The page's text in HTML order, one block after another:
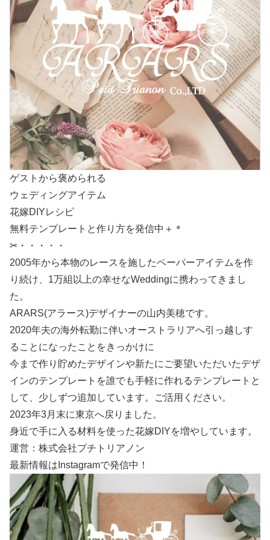
ゲストから褒められる
ウェディングアイテム
花嫁DIYレシピ
無料テンプレートと作り方を発信中＋＊
✂・・・・・
2005年から本物のレースを施したペーパーアイテムを作
り続け、1万組以上の幸せなWeddingに携わってきまし
た。
ARARS(アラース)デザイナーの山内美穂です。
2020年夫の海外転勤に伴いオーストラリアへ引っ越しす
ることになったことをきっかけに
今まで作り貯めたデザインや新たにご要望いただいたデザ
インのテンプレートを誰でも手軽に作れるテンプレートと
して、少しずつ追加しています。ご活用ください。
2023年3月末に東京へ戻りました。
身近で手に入る材料を使った花嫁DIYを増やしています。
運営：株式会社プチトリアノン
最新情報はInstagramで発信中！